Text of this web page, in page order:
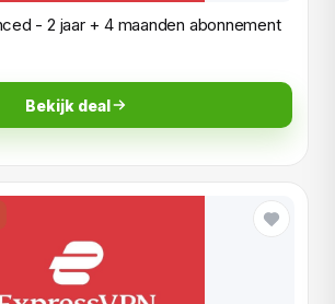
- 2 jaar + 4 maanden abonnement
Bekijk deal